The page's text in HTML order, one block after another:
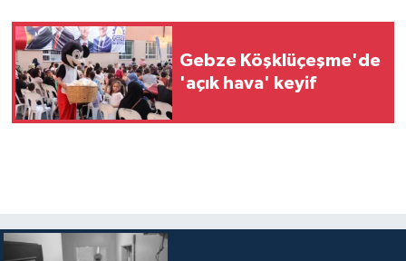
Gebze Köşklüçeşme'de
'açık hava' keyif